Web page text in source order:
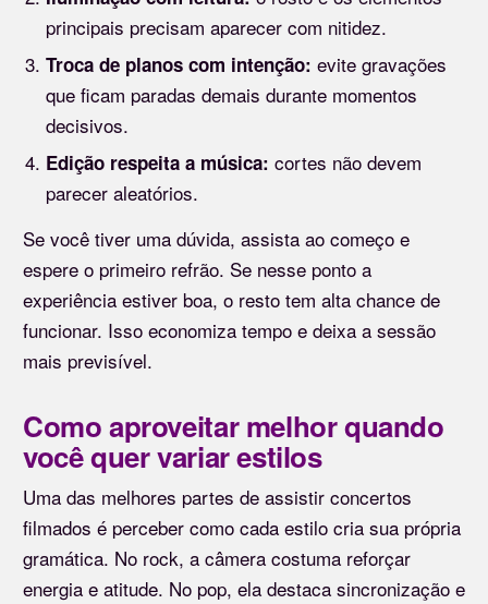
principais precisam aparecer com nitidez.
Troca de planos com intenção: evite gravações
que ficam paradas demais durante momentos
decisivos.
Edição respeita a música: cortes não devem
parecer aleatórios.
Se você tiver uma dúvida, assista ao começo e
espere o primeiro refrão. Se nesse ponto a
experiência estiver boa, o resto tem alta chance de
funcionar. Isso economiza tempo e deixa a sessão
mais previsível.
Como aproveitar melhor quando
você quer variar estilos
Uma das melhores partes de assistir concertos
filmados é perceber como cada estilo cria sua própria
gramática. No rock, a câmera costuma reforçar
energia e atitude. No pop, ela destaca sincronização e